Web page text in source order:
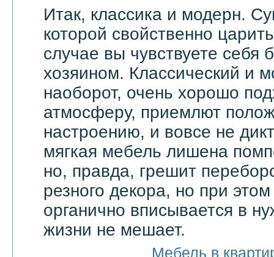
Итак, классика и модерн.
которой свойственно
случае вы чувствуете себя
хозяином. Классический и
наоборот, очень хорошо
атмосферу, приемлют
настроению, и вовсе не
мягкая мебель лишена
но, правда, грешит
резного декора, но при
органично вписывается в
жизни не мешает.
Мебель в